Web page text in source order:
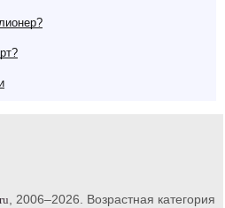
, 2006–2026. Возрастная категория